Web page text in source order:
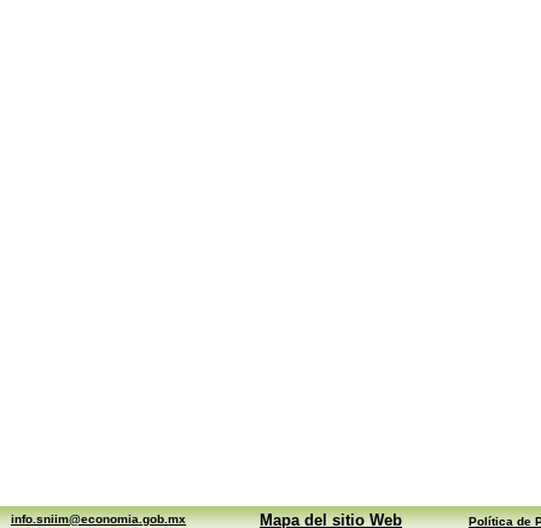
info.sniim@economia.gob.mx Mapa del sitio Web Política de